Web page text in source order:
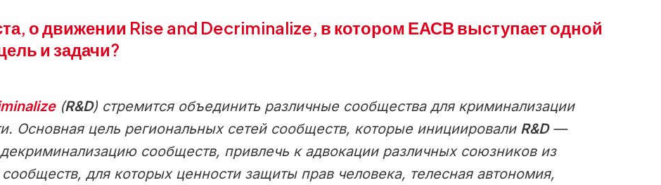
о движении Rise and Decriminalize, в котором ЕАСВ выступает одной
и задачи?
(R&D) стремится объединить различные сообщества для криминализации
Основная цель региональных сетей сообществ, которые инициировали R&D—
сообществ, привлечь к адвокации различных союзников из
для которых ценности защиты прав человека, телесная автономия,